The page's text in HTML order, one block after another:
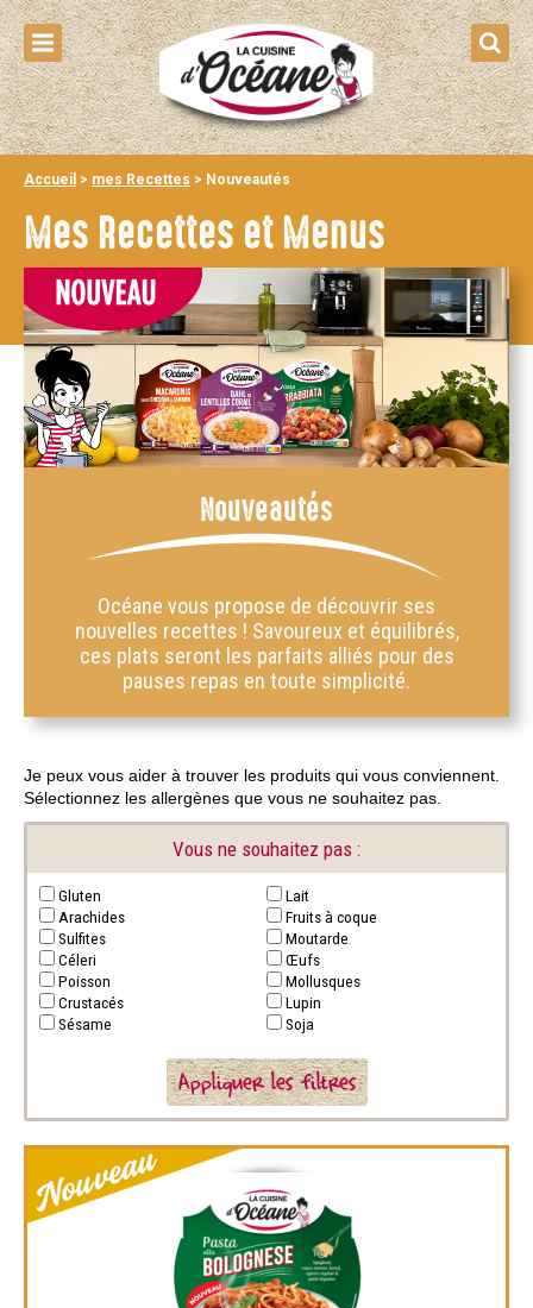
Accueil > mes Recettes > Nouveautés
Mes Recettes et Menus
Nouveautés
Océane vous propose de découvrir ses
nouvelles recettes ! Savoureux et équilibrés,
ces plats seront les parfaits alliés pour des
pauses repas en toute simplicité.
Je peux vous aider à trouver les produits qui vous conviennent.
Sélectionnez les allergènes que vous ne souhaitez pas.
Vous ne souhaitez pas :
Gluten
Lait
Arachides
Fruits à coque
Sulfites
Moutarde
Céleri
Œufs
Poisson
Mollusques
Crustacés
Lupin
Sésame
Soja
Appliquer les filtres